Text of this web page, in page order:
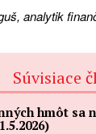
analytik
Súvisiace
hmôt sa